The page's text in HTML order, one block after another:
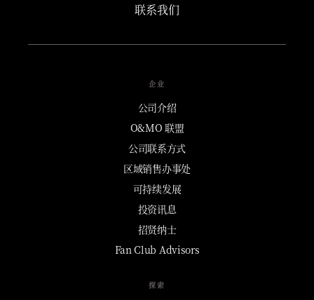
联系我们
企业
公司介绍
O&MO 联盟
公司联系方式
区域销售办事处
可持续发展
投资讯息
招贤纳士
Fan Club Advisors
探索